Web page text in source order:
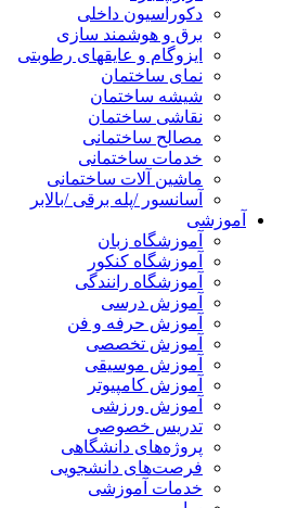
دکوراسیون داخلی
برق و هوشمند سازی
ایزوگام و عایقهای رطوبتی
نمای ساختمان
شیشه ساختمان
نقاشی ساختمان
مصالح ساختمانی
خدمات ساختمانی
ماشین آلات ساختمانی
آسانسور /پله برقی /بالابر
آموزشی
آموزشگاه زبان
آموزشگاه کنکور
آموزشگاه رانندگی
آموزش درسی
آموزش حرفه و فن
آموزش تخصصی
آموزش موسیقی
آموزش کامپیوتر
آموزش ورزشی
تدریس خصوصی
پروژه‌های دانشگاهی
فرصت‌های دانشجویی
خدمات آموزشی